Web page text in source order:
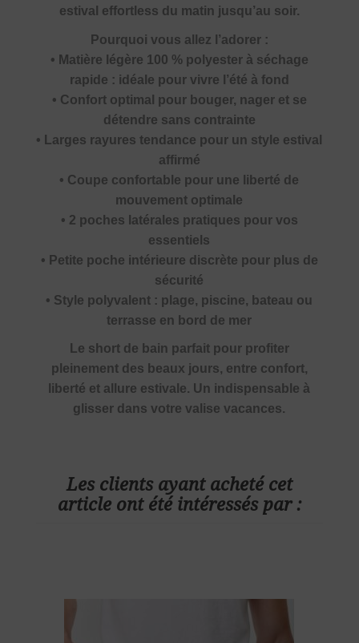
estival effortless du matin jusqu’au soir.
Pourquoi vous allez l’adorer :
• Matière légère 100 % polyester à séchage
rapide : idéale pour vivre l’été à fond
• Confort optimal pour bouger, nager et se
détendre sans contrainte
• Larges rayures tendance pour un style estival
affirmé
• Coupe confortable pour une liberté de
mouvement optimale
• 2 poches latérales pratiques pour vos
essentiels
• Petite poche intérieure discrète pour plus de
sécurité
• Style polyvalent : plage, piscine, bateau ou
terrasse en bord de mer
Le short de bain parfait pour profiter
pleinement des beaux jours, entre confort,
liberté et allure estivale. Un indispensable à
glisser dans votre valise vacances.
Les clients ayant acheté cet
article ont été intéressés par :